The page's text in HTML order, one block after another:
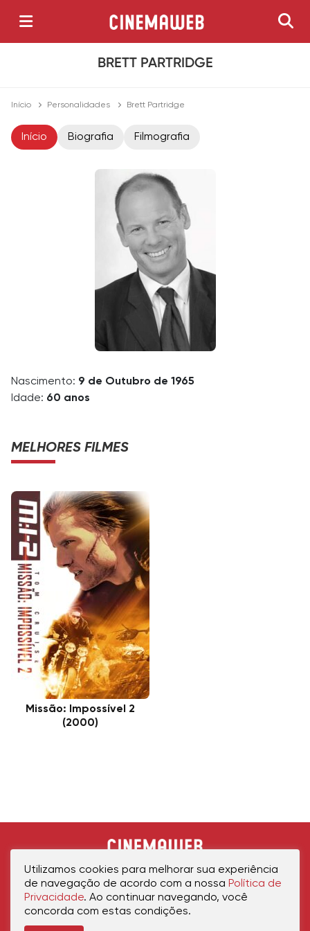
BRETT PARTRIDGE
Início Personalidades Brett Partridge
Início Biografia Filmografia
Nascimento: 9 de Outubro de 1965
Idade: 60 anos
MELHORES FILMES
Missão: Impossível 2
(2000)
Utilizamos cookies para melhorar sua experiência
de navegação de acordo com a nossa Política de
Privacidade. Ao continuar navegando, você
concorda com estas condições.